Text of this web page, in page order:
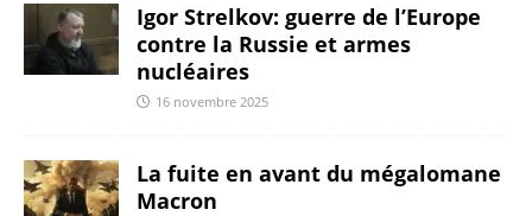
Igor Strelkov: guerre de l’Europe
contre la Russie et armes
nucléaires
16 novembre 2025
La fuite en avant du mégalomane
Macron